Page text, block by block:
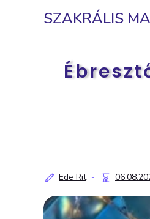
SZAKRÁLIS
Ede Rit -